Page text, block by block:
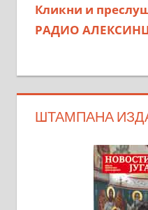
Кликни и
РАДИО
ШТАМПАНА